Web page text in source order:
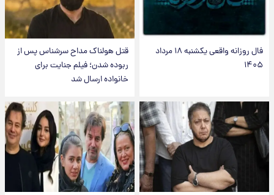
فال روزانه واقعی یکشنبه ۱۸ مرداد
۱۴۰۵
قتل هولناک مداح سرشناس پس از
ربوده شدن؛ فیلم جنایت برای
خانواده ارسال شد